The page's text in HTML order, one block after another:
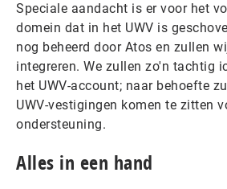
Speciale aandacht is er voor het
domein dat in het UWV is
nog beheerd door Atos en zullen
integreren. We zullen zo'n tachtig
het UWV-account; naar behoefte
UWV-vestigingen komen te zitten
ondersteuning.
Alles in een hand